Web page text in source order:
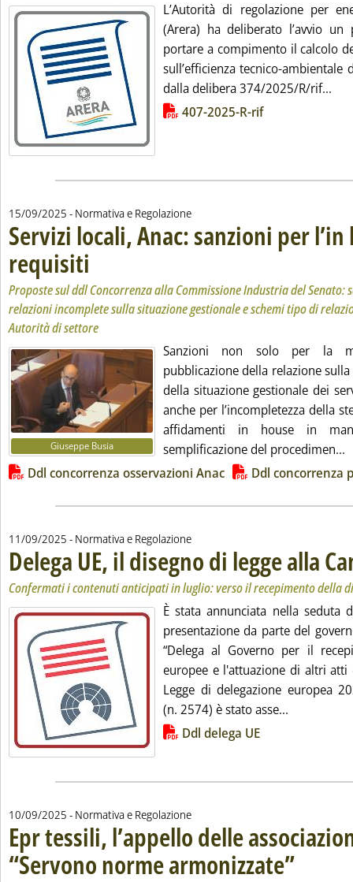
L’Autorità di regolazione per
(Arera) ha deliberato l’avvio
portare a compimento il calcolo
sull’efficienza tecnico-ambientale
dalla delibera 374/2025/R/rif...
Lista allegati PDF alla notizia
407-2025-R-rif
15/09/2025 - Normativa e Regolazione
Servizi locali, Anac: sanzioni per l’in
requisiti . Sottotitolo: Proposte sul ddl Concorrenza alla Commissione
Proposte sul ddl Concorrenza alla Commissione Industria del Senato:
relazioni incomplete sulla situazione gestionale e schemi tipo di
Autorità di settore
Giuseppe Busia
Sanzioni non solo per la
pubblicazione della relazione
della situazione gestionale dei
anche per l’incompletezza della
affidamenti in house in
semplificazione del procedimen...
Lista allegati PDF alla notizia
Ddl concorrenza osservazioni Anac Ddl concorrenza
11/09/2025 - Normativa e Regolazione
Delega UE, il disegno di legge alla
Confermati i contenuti anticipati in luglio: verso il recepimento della
È stata annunciata nella seduta
presentazione da parte del
“Delega al Governo per il
europee e l'attuazione di altri atti
Legge di delegazione europea
(n. 2574) è stato asse...
Lista allegati PDF alla notizia
Ddl delega UE
10/09/2025 - Normativa e Regolazione
Epr tessili, l’appello delle
“Servono norme armonizzate”. Sottotitolo:
. Pubblicata